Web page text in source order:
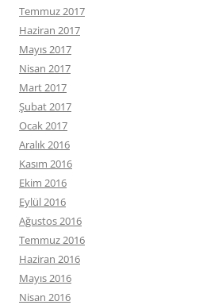
Temmuz 2017
Haziran 2017
Mayıs 2017
Nisan 2017
Mart 2017
Şubat 2017
Ocak 2017
Aralık 2016
Kasım 2016
Ekim 2016
Eylül 2016
Ağustos 2016
Temmuz 2016
Haziran 2016
Mayıs 2016
Nisan 2016